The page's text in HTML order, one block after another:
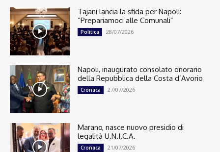
Tajani lancia la sfida per Napoli:
“Prepariamoci alle Comunali”
Politica 28/07/2026
Napoli, inaugurato consolato onorario
della Repubblica della Costa d’Avorio
Cronaca 27/07/2026
Marano, nasce nuovo presidio di
legalità U.N.I.C.A.
Cronaca 21/07/2026